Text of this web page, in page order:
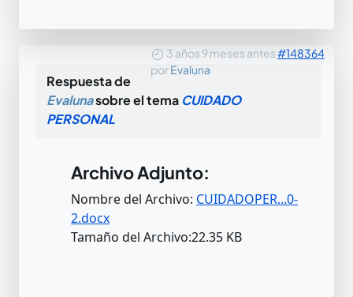
3 años 9 meses antes#148364
porEvaluna
Respuesta de
Evalunasobre el tema CUIDADO
PERSONAL
Archivo Adjunto:
Nombre del Archivo: CUIDADOPER...0-
2.docx
Tamaño del Archivo:22.35 KB